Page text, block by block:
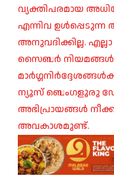
വ്യക്തിപരമായ
എന്നിവ ഉൾപ്പെടുന്ന
അനുവദിക്കില്ല.
സൈബർ
ന്യൂസ് ബെംഗളൂരു
അഭിപ്രായങ്ങൾ
അവകാശമുണ്ട്.